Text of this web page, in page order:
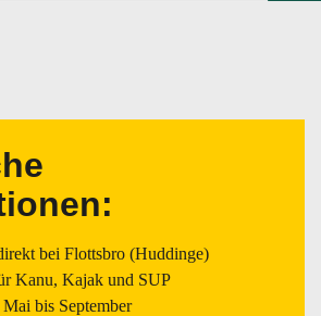
bei Flottsbro (Huddinge)
Kanu, Kajak und SUP
bis September